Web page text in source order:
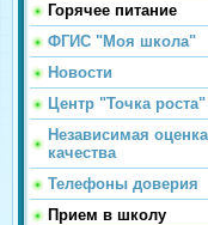
Горячее питание
ФГИС "Моя школа"
Новости
Центр "Точка роста"
Независимая оценка
качества
Телефоны доверия
Прием в школу